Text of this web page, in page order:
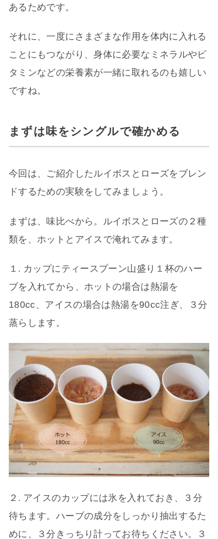
あるためです。
それに、一度にさまざまな作用を体内に入れる
ことにもつながり、身体に必要なミネラルやビ
タミンなどの栄養素が一緒に取れるのも嬉しい
ですね。
まずは味をシングルで確かめる
今回は、ご紹介したルイボスとローズをブレン
ドするための実験をしてみましょう。
まずは、味比べから。ルイボスとローズの２種
類を、ホットとアイスで淹れてみます。
１. カップにティースプーン山盛り１杯のハー
ブを入れてから、ホットの場合は熱湯を
180cc、アイスの場合は熱湯を90cc注ぎ、３分
蒸らします。
２. アイスのカップには氷を入れておき、３分
待ちます。ハーブの成分をしっかり抽出するた
めに、３分きっちり計ってお待ちください。３